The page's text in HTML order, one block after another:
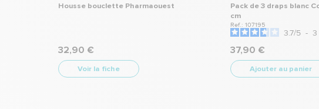
Housse bouclette Pharmaouest
32,90 €
Voir la fiche
Pack de 3 draps blanc
cm
Ref.: 107195
3.7/5 - 3
37,90 €
Ajouter au panier